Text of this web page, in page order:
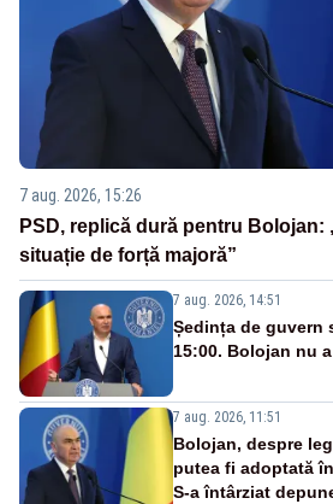
7 aug. 2026, 15:26
PSD, replică dură pentru Bolojan:
situație de forță majoră”
7 aug. 2026, 14:51
Ședința de guvern
15:00. Bolojan nu
7 aug. 2026, 11:51
Bolojan, despre
putea fi adoptată
S-a întârziat